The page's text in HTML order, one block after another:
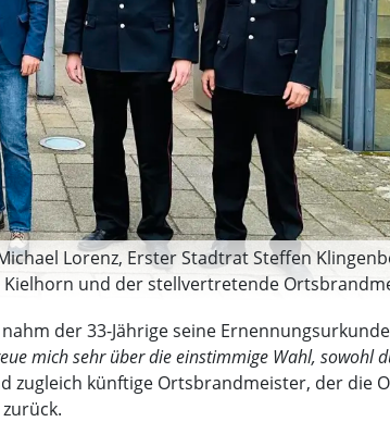
Lorenz, Erster Stadtrat Steffen
und der stellvertretende
der 33-Jährige seine
mich sehr über die einstimmige Wahl, sowohl
zugleich künftige Ortsbrandmeister, der die